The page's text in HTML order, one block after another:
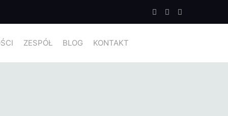
ZESPÓŁ BLOG KONTAKT